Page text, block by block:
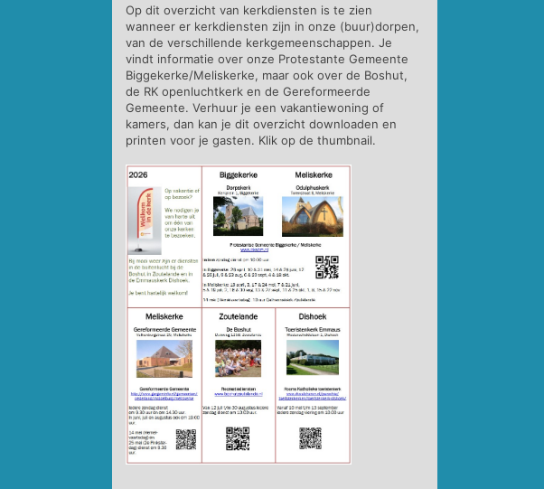
Op dit overzicht van kerkdiensten is te zien
wanneer er kerkdiensten zijn in onze (buur)dorpen,
van de verschillende kerkgemeenschappen. Je
vindt informatie over onze Protestante Gemeente
Biggekerke/Meliskerke, maar ook over de Boshut,
de RK openluchtkerk en de Gereformeerde
Gemeente. Verhuur je een vakantiewoning of
kamers, dan kan je dit overzicht downloaden en
printen voor je gasten. Klik op de thumbnail.